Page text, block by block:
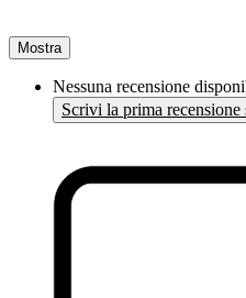
Mostra
Nessuna recensione
Scrivi la prima recensione